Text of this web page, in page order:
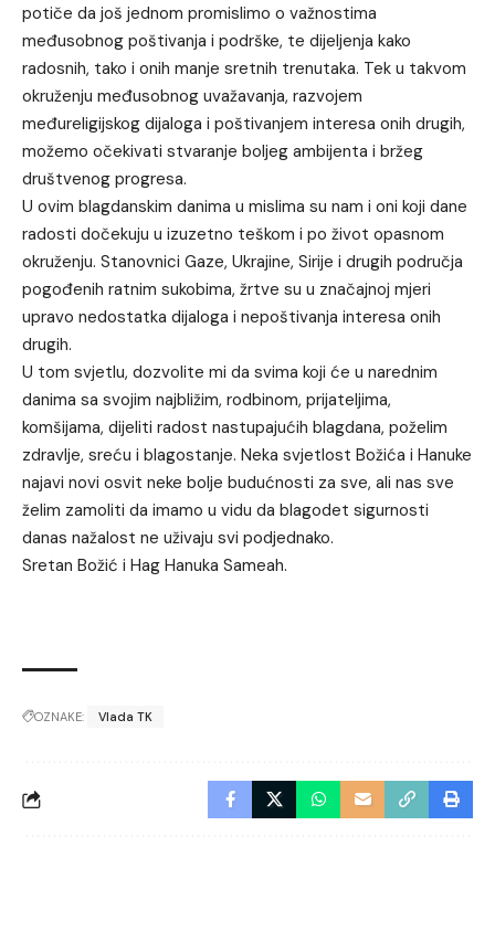
potiče da još jednom promislimo o važnostima
međusobnog poštivanja i podrške, te dijeljenja kako
radosnih, tako i onih manje sretnih trenutaka. Tek u takvom
okruženju međusobnog uvažavanja, razvojem
međureligijskog dijaloga i poštivanjem interesa onih drugih,
možemo očekivati stvaranje boljeg ambijenta i bržeg
društvenog progresa.
U ovim blagdanskim danima u mislima su nam i oni koji dane
radosti dočekuju u izuzetno teškom i po život opasnom
okruženju. Stanovnici Gaze, Ukrajine, Sirije i drugih područja
pogođenih ratnim sukobima, žrtve su u značajnoj mjeri
upravo nedostatka dijaloga i nepoštivanja interesa onih
drugih.
U tom svjetlu, dozvolite mi da svima koji će u narednim
danima sa svojim najbližim, rodbinom, prijateljima,
komšijama, dijeliti radost nastupajućih blagdana, poželim
zdravlje, sreću i blagostanje. Neka svjetlost Božića i Hanuke
najavi novi osvit neke bolje budućnosti za sve, ali nas sve
želim zamoliti da imamo u vidu da blagodet sigurnosti
danas nažalost ne uživaju svi podjednako.
Sretan Božić i Hag Hanuka Sameah.
OZNAKE: Vlada TK